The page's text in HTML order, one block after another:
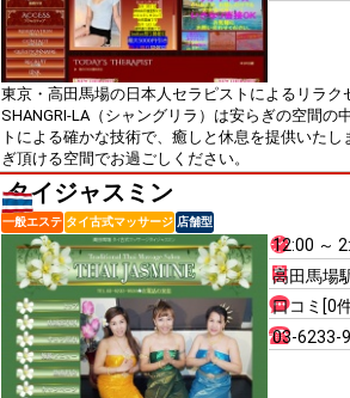
東京・高田馬場の日本人セラピストによるリラク
SHANGRI-LA（シャングリラ）は安らぎの空間の
トによる確かな技術で、癒しと休息を提供いた
ぎ頂ける空間でお過ごしください。
タイジャスミン
一般エステ タイ古式マッサージ 店舗型
12:00 ～
高田馬場
口コミ[0
03-6233-